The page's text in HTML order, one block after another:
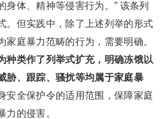
身体、精神等侵害行为。” 该条列
。但实践中，除了上述列举的形式
家庭暴力范畴的行为，需要明确。
种类作了列举式扩充，明确冻饿以
胁、跟踪、骚扰等均属于家庭暴
安全保护令的适用范围，保障家庭
力的侵害。